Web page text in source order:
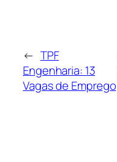
← TPF
Engenharia: 13
Vagas de Emprego